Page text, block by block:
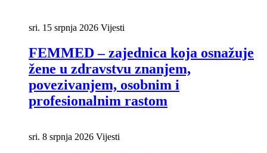
sri. 15 srpnja 2026 Vijesti
FEMMED – zajednica koja osnažuje
žene u zdravstvu znanjem,
povezivanjem, osobnim i
profesionalnim rastom
sri. 8 srpnja 2026 Vijesti